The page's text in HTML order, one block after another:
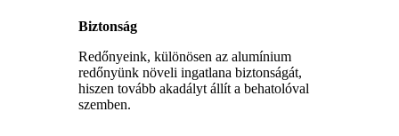
Biztonság
Redőnyeink, különösen az alumínium
redőnyünk növeli ingatlana biztonságát,
hiszen tovább akadályt állít a behatolóval
szemben.